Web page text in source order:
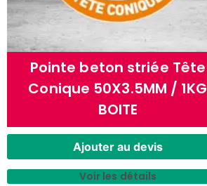
Pointe beton striée Tête
Conique 50X3.5MM / 1KG
BOITE
Ajouter au devis
Voir les détails